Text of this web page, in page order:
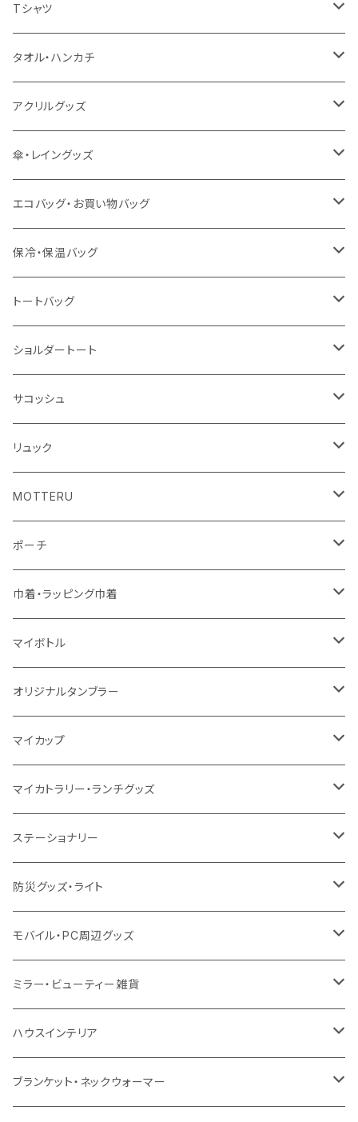
扇風機
うちわ
猛暑グッズ
冷感グッズ
Tシャツ
カスタムプリントTシャツ（国内プリント）
イージーオーダーTシャツ（海外生産）
タオル・ハンカチ
名入れタオル
今治タオル
泉州おくばりタオル
冷感タオル
ハンカチ
アクリルグッズ
キーホルダー
スタンド
バッジ
ライティングスタンド
アクリル雑貨
傘・レイングッズ
傘
ポンチョ
エコバッグ・お買い物バッグ
ポリエステル
フェアトレードコットン
ジュートコットン
キャンパス
不織布
コットン
保冷・保温バッグ
キャンパス
デニム
ポリエステル
不織布
トートバッグ
オーガニックコットン
シーチング
10oz
フェアトレードコットン
コットンリネン
ジュートコットン
再生ファブリック
コットン
5oz
シーチング
キャンパス
8oz
10oz
デニム・デニムライク
ポリエステル
再生不織布
不織布
保冷
スウェット
ショルダートート
オーガニックコットン
コットンリネン
再生ファブリック
5oz
10oz
コットン
シーチング
キャンパス
10oz
12oz
デニム
ポリエステル
不織布
保冷
サコッシュ
オーガニックコットン
フェアトレードコットン
ジュートコットン
再生ファブリック
5oz
コットン
5oz
キャンパス
ポリエステル
不織布
リュック
コットン
5oz
デニム
ポリエステル
不織布
スウェット
MOTTERU
お買い物バッグ
ボトル
タンブラー
ランチグッズ
ハンカチ
傘
ポーチ
オーガニックコットン
フェアトレードコットン
再生ファブリック
キャンパス
デニム・デニムライク
ポリエステル
不織布
保冷
EVA
防水
ナイロン
巾着・ラッピング巾着
コットン
オーガニックコットン
再生ファブリック
フェアトレードコットン
デニム・デニムライク
ポリエステル
リネン
マイボトル
ステンレスサーモ
ステンレス
アルミ
クリアボトル
カスタムデザインボトル
オリジナルタンブラー
サーモタンブラー
ステンレス2層タンブラー
プラスチック2層タンブラー
アルミタンブラー
バンブータンブラー
コーヒー配合タンブラー
カスタムデザインタンブラー
マイカップ
サーモ
ステンレス
バンブー
コーヒー配合
プラスチック
陶器
磁器マグ・湯呑
マイカトラリー・ランチグッズ
カトラリー
フードポット
コースター
ドリンク用品
保存容器
キッチンツール
ステーショナリー
単色ボールペン
多機能ペン
ペンケース
メモ
ノート
防災グッズ・ライト
防災セット
ラジオ・スピーカー
ハンディライト
デスクライト
モバイル・PC周辺グッズ
チャージャー
充電器
モバイルスタンド
ミラー・ビューティー雑貨
折りたたみ式ミラー
スライド式ミラー
ハウスインテリア
ピクチャーボード、ポスター
ブランケット・ネックウォーマー